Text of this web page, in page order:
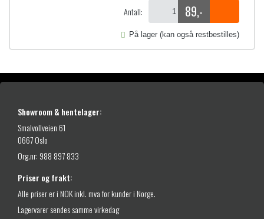
Antall: 89,-
På lager (kan også restbestilles)
Showroom & hentelager:
Smalvollveien 61
0667 Oslo
Org.nr: 988 897 833
Priser og frakt:
Alle priser er i NOK inkl. mva for kunder i Norge.
Lagervarer sendes samme virkedag